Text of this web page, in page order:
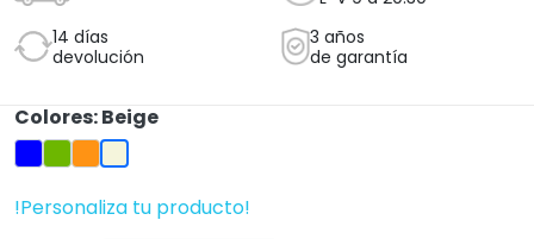
14 días
devolución
3 años
de garantía
Colores: Beige
AzulVerdeNaranja
Beige
!Personaliza tu producto!